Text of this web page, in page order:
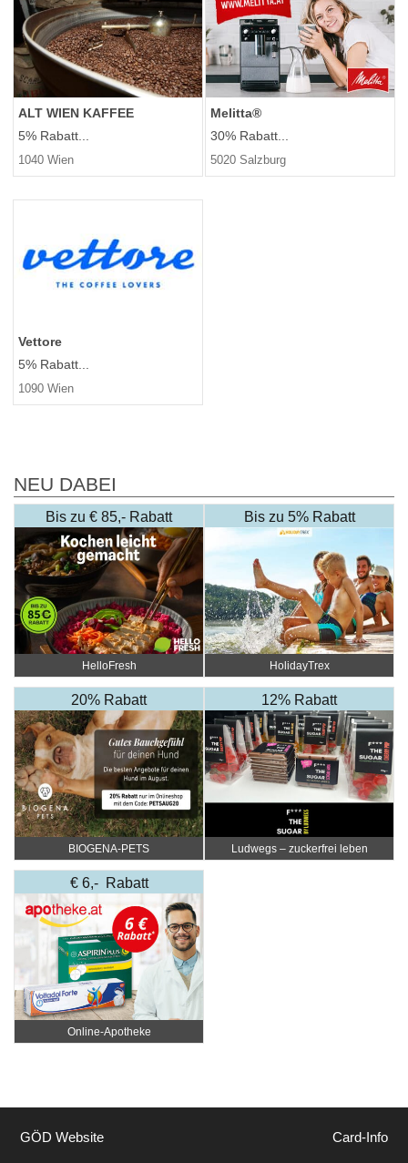
ALT WIEN KAFFEE
5% Rabatt...
1040 Wien
Melitta®
30% Rabatt...
5020 Salzburg
Vettore
5% Rabatt...
1090 Wien
NEU DABEI
Bis zu € 85,- Rabatt
HelloFresh
Bis zu 5% Rabatt
HolidayTrex
20% Rabatt
BIOGENA-PETS
12% Rabatt
Ludwegs – zuckerfrei leben
€ 6,- Rabatt
Online‑Apotheke
GÖD Website Card-Info